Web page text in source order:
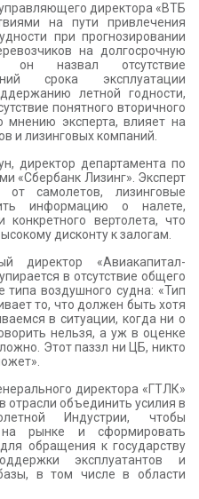
директора «ВТБ
на пути привлечения
при прогнозировании
на долгосрочную
он назвал отсутствие
срока эксплуатации
летной годности,
понятного вторичного
мнению эксперта, влияет на
и лизинговых компаний.
директор департамента по
«Сбербанк Лизинг». Эксперт
самолетов, лизинговые
информацию о налете,
конкретного вертолета, что
дисконту к залогам.
директор «Авиакапитал-
в отсутствие общего
типа воздушного судна: «Тип
то, что должен быть хотя
в ситуации, когда ни о
нельзя, а уж в оценке
Этот паззл ни ЦБ, никто
директора «ГТЛК»
отрасли объединить усилия в
Индустрии, чтобы
рынке и сформировать
обращения к государству
эксплуатантов и
в том числе в области